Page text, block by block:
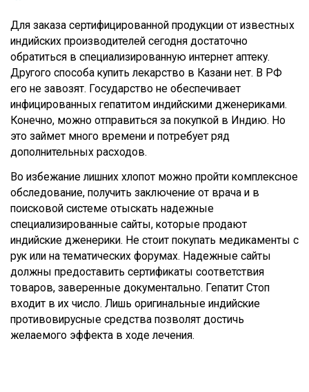
Для заказа сертифицированной продукции от известных
индийских производителей сегодня достаточно
обратиться в специализированную интернет аптеку.
Другого способа купить лекарство в Казани нет. В РФ
его не завозят. Государство не обеспечивает
инфицированных гепатитом индийскими дженериками.
Конечно, можно отправиться за покупкой в Индию. Но
это займет много времени и потребует ряд
дополнительных расходов.
Во избежание лишних хлопот можно пройти комплексное
обследование, получить заключение от врача и в
поисковой системе отыскать надежные
специализированные сайты, которые продают
индийские дженерики. Не стоит покупать медикаменты с
рук или на тематических форумах. Надежные сайты
должны предоставить сертификаты соответствия
товаров, заверенные документально. Гепатит Стоп
входит в их число. Лишь оригинальные индийские
противовирусные средства позволят достичь
желаемого эффекта в ходе лечения.